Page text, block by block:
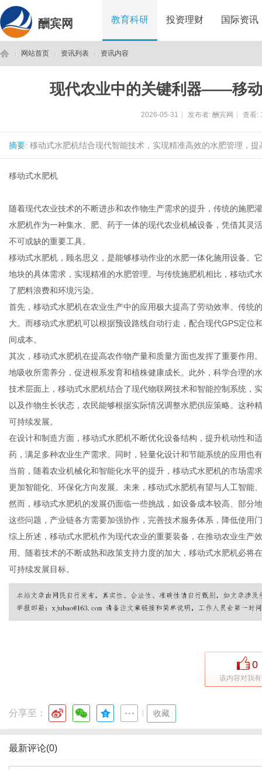
酬宾网 教育科研 投资理财 国际资讯
网站首页 资讯列表 资讯内容
现代农业中的关键利器——移
2026-05-31 发布者: 酬宾网 查看:
摘要: 移动式水肥机结合现代智能技术，实现精准高效的水肥管理，
移动式水肥机
随着现代农业技术的不断进步和农作物生产需求的提升，传统的施肥
水肥机作为一种集水、肥、药于一体的现代农业机械设备，凭借其灵
不可或缺的重要工具。
移动式水肥机，顾名思义，是能够移动作业的水肥一体化施用设备。
地块的具体需求，实现精准的水肥管理。与传统施肥机相比，移动式
了肥料浪费和环境污染。
首先，移动式水肥机在农业生产中的应用极大提高了劳动效率。传统
大。而移动式水肥机可以根据预设路线自动行走，配合现代GPS定
间成本。
其次，移动式水肥机在提高农作物产量和质量方面也发挥了重要作用
地吸收所需养分，促进根系发育和植株健康成长。此外，科学合理的
技术层面上，移动式水肥机结合了现代物联网技术和智能控制系统，
以及作物生长状态，农民能够根据实际情况调整水肥供应策略。这种
可持续发展。
在设计和制造方面，移动式水肥机不断优化设备结构，提升机动性和
药，满足多种农业生产需求。同时，轻量化设计和节能系统的应用也
当前，随着农业机械化和智能化水平的提升，移动式水肥机的市场需
更加智能化、环保化方向发展。未来，移动式水肥机有望与人工智能
然而，移动式水肥机的发展仍面临一些挑战，如设备成本较高、部分
这些问题，产业链各方需要加强协作，完善技术服务体系，降低使用
综上所述，移动式水肥机作为现代农业的重要装备，在推动农业生产
用。随着技术的不断成熟和政策支持力度的加大，移动式水肥机必将
可持续发展目标。
0
该内容对我
分享至： 收藏
最新评论(0)